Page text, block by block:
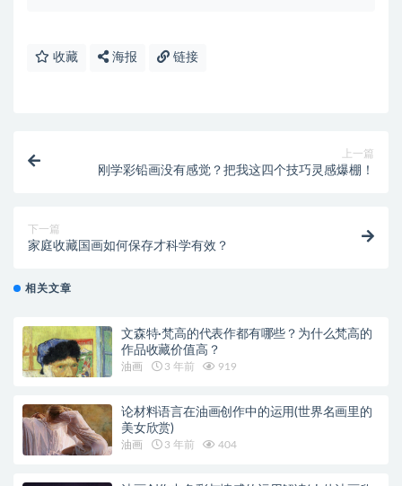
收藏 海报 链接
上一篇
刚学彩铅画没有感觉？把我这四个技巧灵感爆棚！
下一篇
家庭收藏国画如何保存才科学有效？
相关文章
文森特·梵高的代表作都有哪些？为什么梵高的
作品收藏价值高？
油画 3 年前 919
论材料语言在油画创作中的运用(世界名画里的
美女欣赏)
油画 3 年前 404